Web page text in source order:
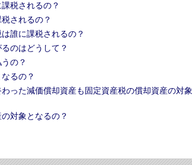
税されるの？
されるの？
誰に課税されるの？
のはどうして？
の？
るの？
った減価償却資産も固定資産税の償却資産の対象
対象となるの？